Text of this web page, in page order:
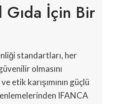
İçin Bir
standartları, her
olmasını
etik karışımının güçlü
IFANCA